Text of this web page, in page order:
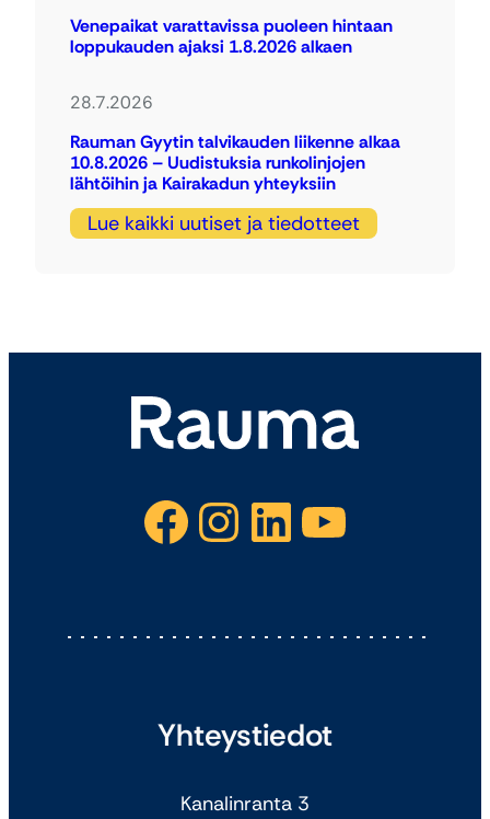
Venepaikat varattavissa puoleen hintaan
loppukauden ajaksi 1.8.2026 alkaen
28.7.2026
Rauman Gyytin talvikauden liikenne alkaa
10.8.2026 – Uudistuksia runkolinjojen
lähtöihin ja Kairakadun yhteyksiin
Lue kaikki uutiset ja tiedotteet
Facebook Instagram LinkedIn YouTube
Yhteystiedot
Kanalinranta 3